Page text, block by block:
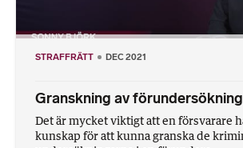
STRAFFRÄTT DEC 2021
Granskning av förundersökning
Det är mycket viktigt att en försvarare
kunskap för att kunna granska de